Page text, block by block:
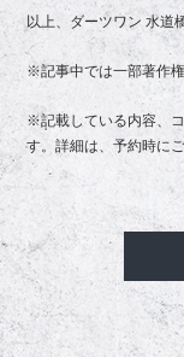
以上、ダーツワン 水道
※記事中では一部著作
※記載している内容、
す。詳細は、予約時に